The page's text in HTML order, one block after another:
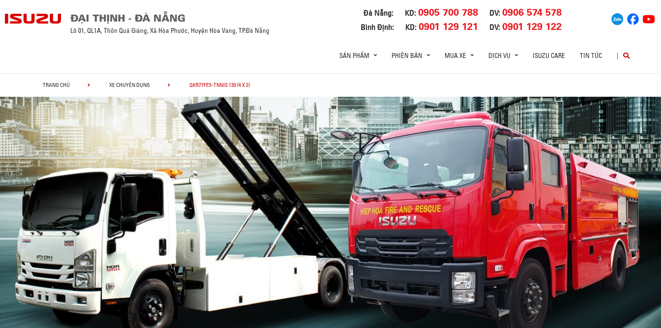
Đà Nẵng: KD:0905 700 788 DV:0906 574 578
Bình Định: KD:0901 129 121 DV:0901 129 122
Lô 01, QL1A, Thôn Quá Giáng, Xã Hòa Phước, Huyện Hòa Vang, TP.Đà Nẵng
SẢN PHẨM PHIÊN BẢN MUA XE DỊCH VỤ ISUZU CARE TIN TỨC |
TRANG CHỦ XE CHUYÊN DỤNG QKR77FE5-TNNIS 130 (4 X 2)